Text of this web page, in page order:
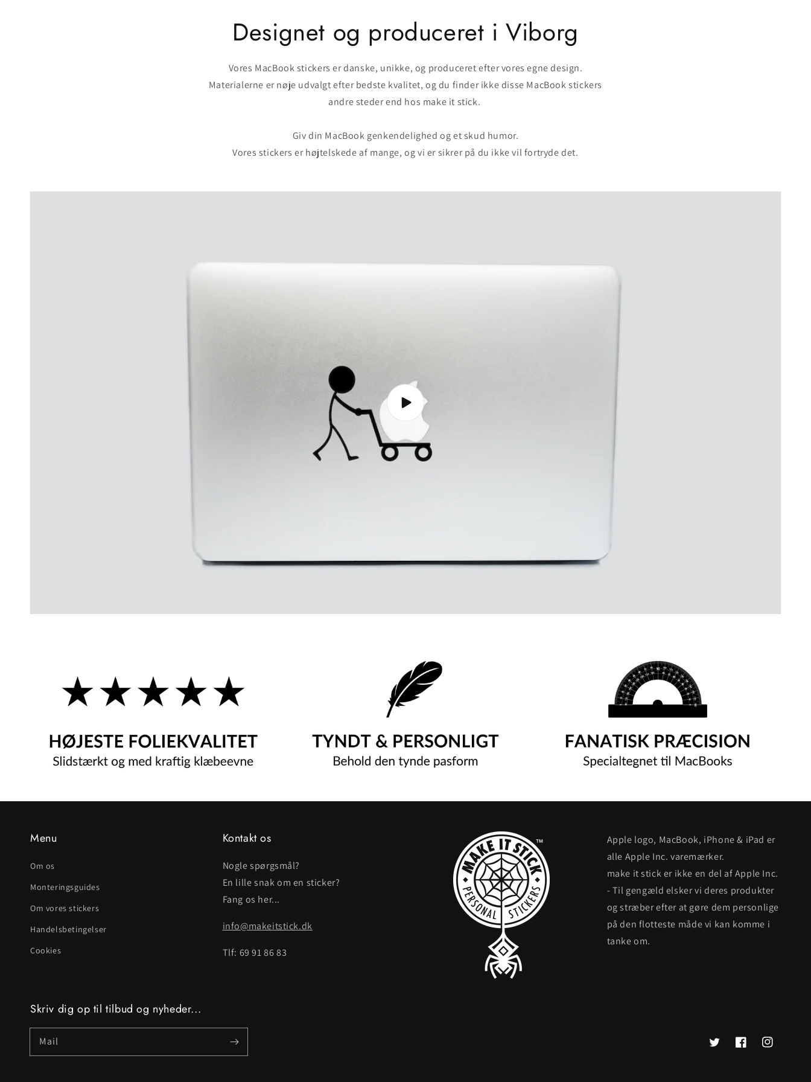
Designet og produceret i Viborg
Vores MacBook stickers er danske, unikke, og produceret efter vores egne design.
Materialerne er nøje udvalgt efter bedste kvalitet, og du finder ikke disse MacBook stickers
andre steder end hos make it stick.
Giv din MacBook genkendelighed og et skud humor.
Vores stickers er højtelskede af mange, og vi er sikrer på du ikke vil fortryde det.
Menu
Om os
Monteringsguides
Om vores stickers
Handelsbetingelser
Cookies
Kontakt os
Nogle spørgsmål?
En lille snak om en sticker?
Fang os her...
info@makeitstick.dk
Tlf: 69 91 86 83
Apple logo, MacBook, iPhone & iPad er
alle Apple Inc. varemærker.
make it stick er ikke en del af Apple Inc.
- Til gengæld elsker vi deres produkter
og stræber efter at gøre dem personlige
på den flotteste måde vi kan komme i
tanke om.
Skriv dig op til tilbud og nyheder...
Mail
TwitterFacebookInstagram